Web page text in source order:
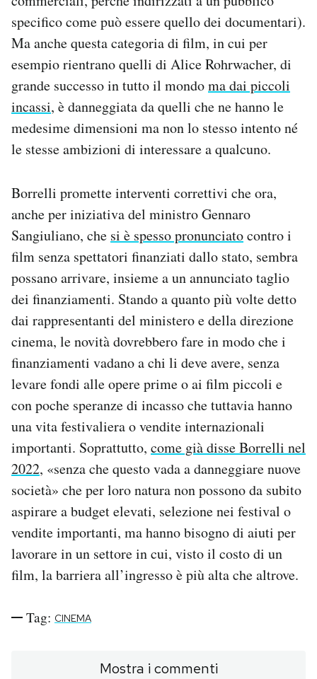
specifico come può essere quello dei documentari).
Ma anche questa categoria di film, in cui per
esempio rientrano quelli di Alice Rohrwacher, di
grande successo in tutto il mondoma dai piccoli
incassi, è danneggiata da quelli che ne hanno le
medesime dimensioni ma non lo stesso intento né
le stesse ambizioni di interessare a qualcuno.
Borrelli promette interventi correttivi che ora,
anche per iniziativa del ministro Gennaro
Sangiuliano, che si è spesso pronunciatocontro i
film senza spettatori finanziati dallo stato, sembra
possano arrivare, insieme a un annunciato taglio
dei finanziamenti. Stando a quanto più volte detto
dai rappresentanti del ministero e della direzione
cinema, le novità dovrebbero fare in modo che i
finanziamenti vadano a chi li deve avere, senza
levare fondi alle opere prime o ai film piccoli e
con poche speranze di incasso che tuttavia hanno
una vita festivaliera o vendite internazionali
importanti. Soprattutto, come già disse Borrelli nel
2022, «senza che questo vada a danneggiare nuove
società» che per loro natura non possono da subito
aspirare a budget elevati, selezione nei festival o
vendite importanti, ma hanno bisogno di aiuti per
lavorare in un settore in cui, visto il costo di un
film, la barriera all’ingresso è più alta che altrove.
Tag: CINEMA
Mostra i commenti